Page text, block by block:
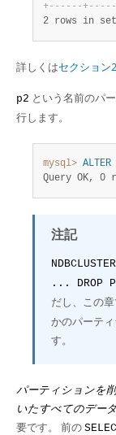
+- - - - - -+- - - - -
2 rows in
詳しくはセクション
p2 という名前のパ
行します。
mysql> ALTER
Query OK, 0
注記
NDBCLUSTER
... DROP
だし、この
かのパーテ
す。
パーティションを
いたすべてのデー
要です。 前の